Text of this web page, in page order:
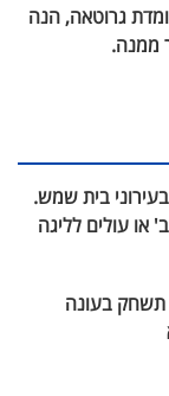
גרוטאה, הנה
ממנה.
בית שמש.
או עולים לליגה
תשחק בעונה